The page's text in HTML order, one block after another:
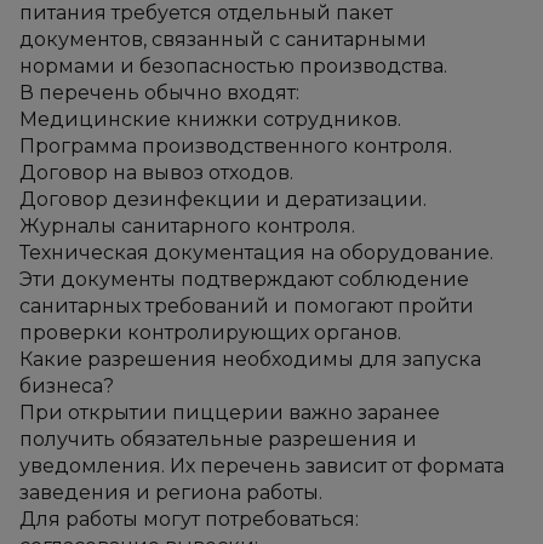
питания требуется отдельный пакет
документов, связанный с санитарными
нормами и безопасностью производства.
В перечень обычно входят:
Медицинские книжки сотрудников.
Программа производственного контроля.
Договор на вывоз отходов.
Договор дезинфекции и дератизации.
Журналы санитарного контроля.
Техническая документация на оборудование.
Эти документы подтверждают соблюдение
санитарных требований и помогают пройти
проверки контролирующих органов.
Какие разрешения необходимы для запуска
бизнеса?
При открытии пиццерии важно заранее
получить обязательные разрешения и
уведомления. Их перечень зависит от формата
заведения и региона работы.
Для работы могут потребоваться: